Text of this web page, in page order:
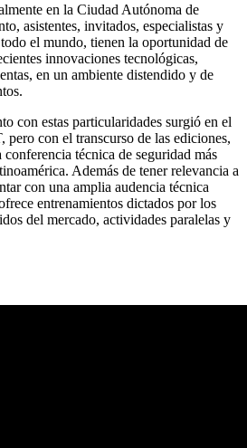
en la Ciudad Autónoma de
asistentes, invitados, especialistas y
el mundo, tienen la oportunidad de
innovaciones tecnológicas,
en un ambiente distendido y de
con estas particularidades surgió en el
con el transcurso de las ediciones,
técnica de seguridad más
Además de tener relevancia a
con una amplia audencia técnica
entrenamientos dictados por los
del mercado, actividades paralelas y